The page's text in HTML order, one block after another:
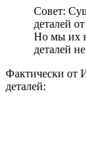
Совет:
деталей
Но мы их
деталей
Фактически от
деталей: